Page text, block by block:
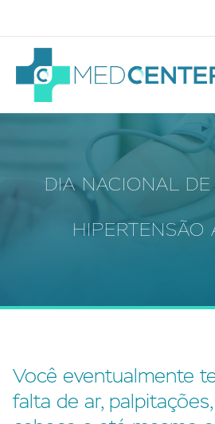
DIA NACIONAL
HIPERTENSÃO
Você eventualmente
falta de ar,